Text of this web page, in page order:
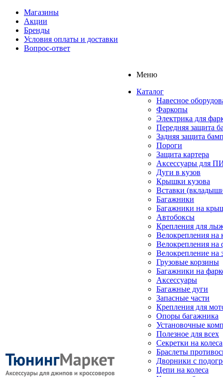
Магазины
Акции
Бренды
Условия оплаты и доставки
Вопрос-ответ
Меню
Каталог
Навесное
Фаркопы
Электрика для
Передняя защита
Задняя защита
Пороги
Защита картера
Аксессуары для
Дуги в кузов
Крышки кузова
Вставки
Багажники
Багажники на
Автобоксы
Крепления для
Велокрепления
Велокрепления на
Велокрепление на
Грузовые корзины
Багажники на
Аксессуары
Багажные дуги
Запасные части
Крепления для
Опоры багажника
Установочные
Полезное для всех
Секретки на колеса
Браслеты
Дворники с
Цепи на колеса